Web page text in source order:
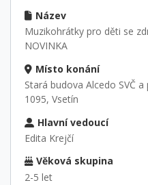
Název
Muzikohrátky pro děti se
NOVINKA
Místo konání
Stará budova Alcedo SVČ
1095, Vsetín
Hlavní vedoucí
Edita Krejčí
Věková skupina
2-5 let